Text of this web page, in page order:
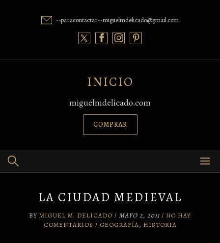
--paracontactar--miguelmdelicado@gmail.com
INICIO
miguelmdelicado.com
COMPRAR
LA CIUDAD MEDIEVAL
BY MIGUEL M. DELICADO / MAYO 2, 2011 / NO HAY
COMENTARIOS / GEOGRAFÍA, HISTORIA